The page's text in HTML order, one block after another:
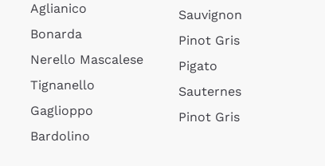
Aglianico
Bonarda
Nerello Mascalese
Tignanello
Gaglioppo
Bardolino
Sauvignon
Pinot Gris
Pigato
Sauternes
Pinot Gris